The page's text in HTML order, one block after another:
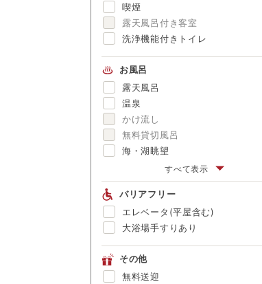
喫煙
露天風呂付き客室
洗浄機能付きトイレ
お風呂
露天風呂
温泉
かけ流し
無料貸切風呂
海・湖眺望
富士山眺望
渓流眺望
にごり湯
美肌の湯
すべて表示
バリアフリー
エレベータ(平屋含む)
大浴場手すりあり
その他
無料送迎